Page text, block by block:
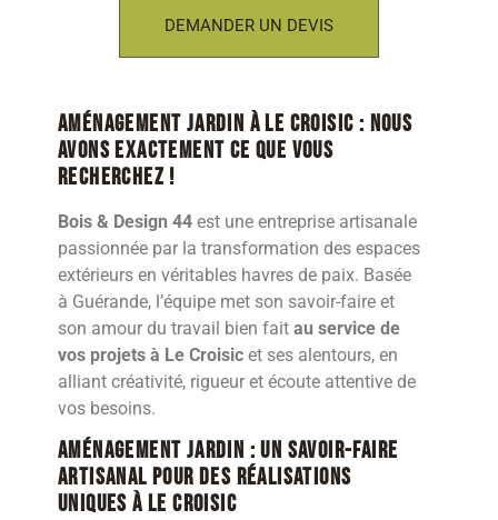
DEMANDER UN DEVIS
Aménagement jardin à Le Croisic : nous
avons exactement ce que vous
recherchez !
Bois & Design 44 est une entreprise artisanale
passionnée par la transformation des espaces
extérieurs en véritables havres de paix. Basée
à Guérande, l’équipe met son savoir-faire et
son amour du travail bien fait au service de
vos projets à Le Croisic et ses alentours, en
alliant créativité, rigueur et écoute attentive de
vos besoins.
Aménagement jardin : Un savoir-faire
artisanal pour des réalisations
uniques à Le Croisic